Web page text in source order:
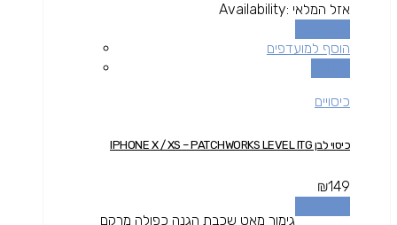
Availability: אזל המלאי
הוסף למועדפים
כיסויים
כיסוי לבן IPHONE X / XS – PATCHWORKS LEVEL ITG
₪149
גימור מאט שכבת הגנה כפולה מרקם